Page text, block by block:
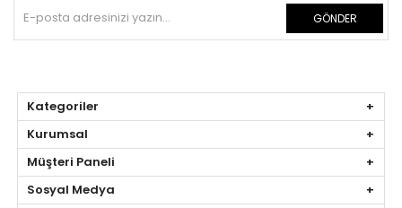
GÖNDER
Kategoriler
Kurumsal
Müşteri Paneli
Sosyal Medya